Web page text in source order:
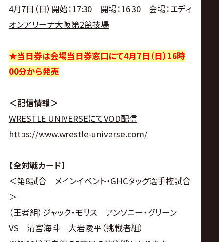
4月7日（日）開始：17:30開場：16:30会場：エディ
オンアリーナ大阪第2競技場
★当日券は会場当日券窓口にて4月7日（日）16時
00分から発売
＜配信情報＞
WRESTLE UNIVERSEにてVOD配信
https://www.wrestle-universe.com/
【全対戦カード】
＜第8試合 メインイベント・GHCタッグ選手権試合
＞
（王者組）ジャック・モリス アンソニー・グリーン
VS 清宮海斗 大岩陵平（挑戦者組）